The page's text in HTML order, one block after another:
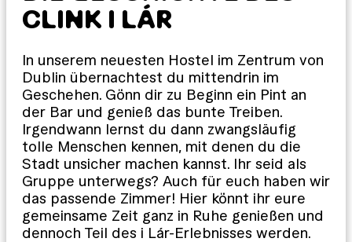
CLINK I LÁR
In unserem neuesten Hostel im Zentrum von
Dublin übernachtest du mittendrin im
Geschehen. Gönn dir zu Beginn ein Pint an
der Bar und genieß das bunte Treiben.
Irgendwann lernst du dann zwangsläufig
tolle Menschen kennen, mit denen du die
Stadt unsicher machen kannst. Ihr seid als
Gruppe unterwegs? Auch für euch haben wir
das passende Zimmer! Hier könnt ihr eure
gemeinsame Zeit ganz in Ruhe genießen und
dennoch Teil des i Lár-Erlebnisses werden.